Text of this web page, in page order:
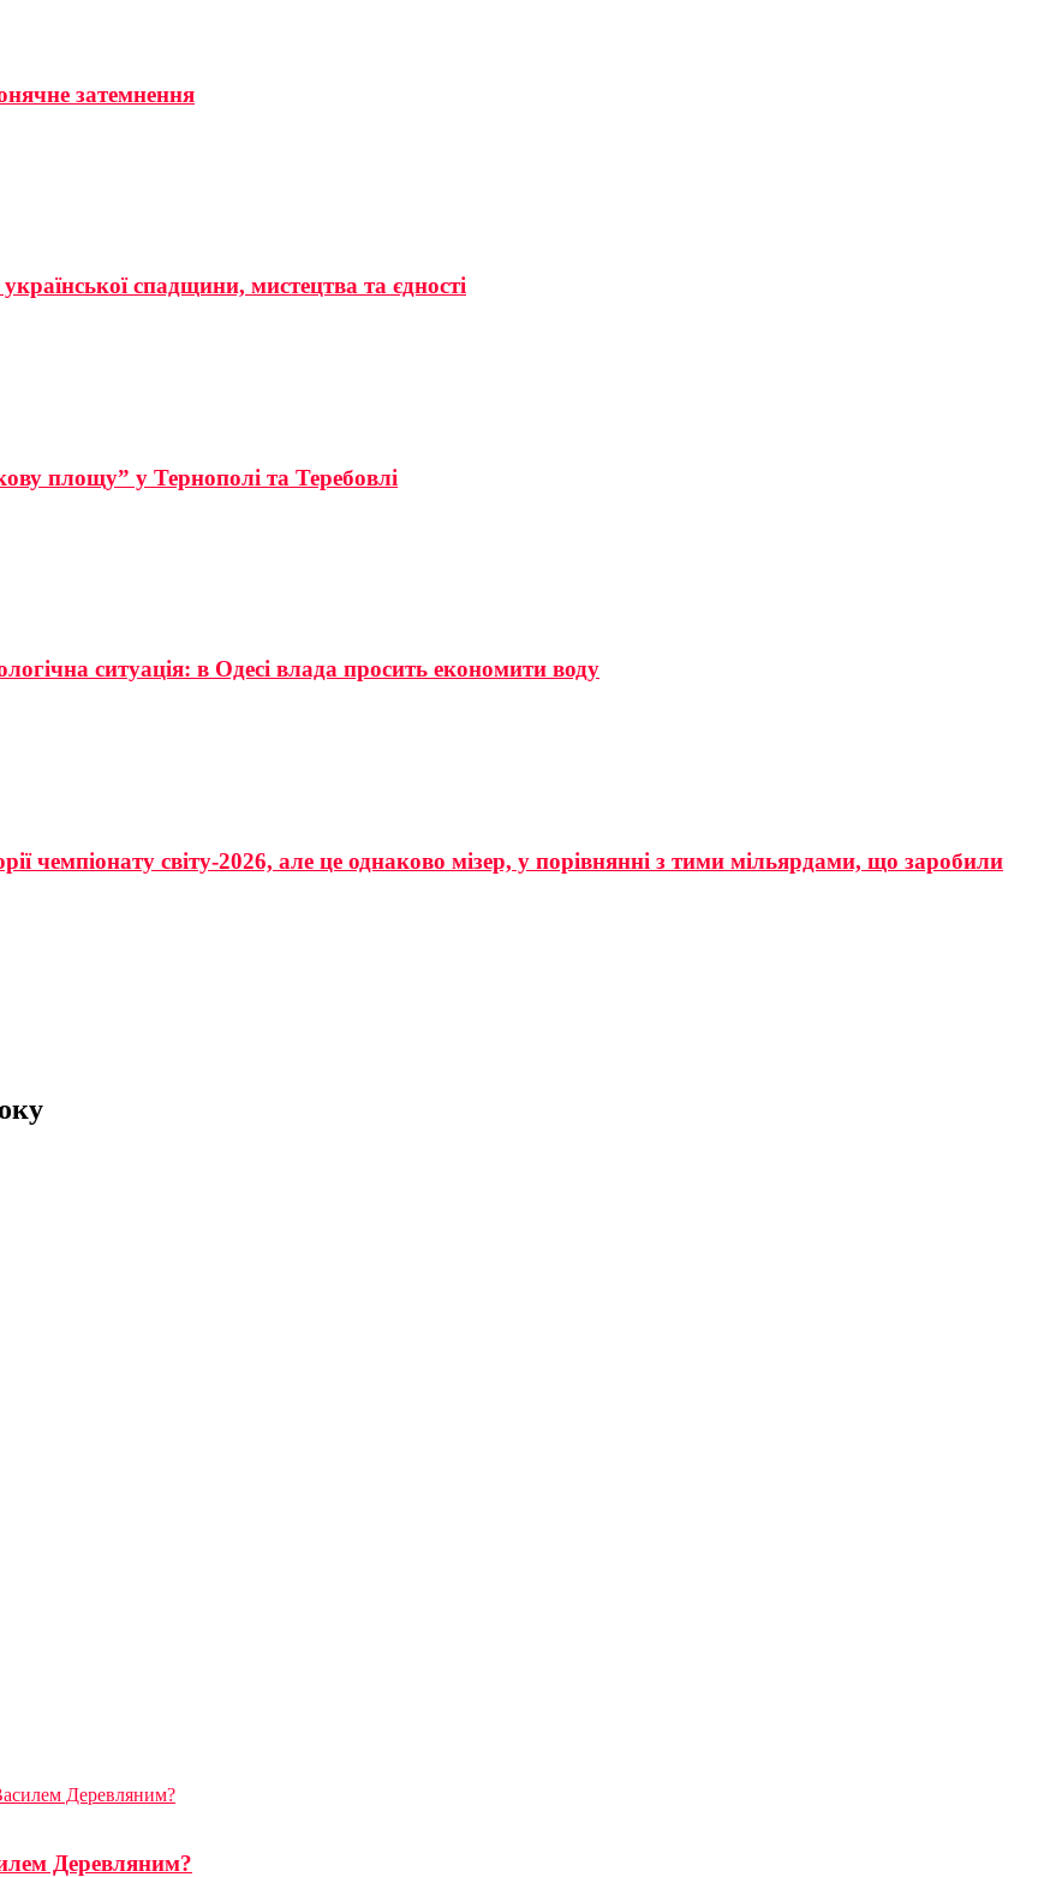
затемнення
спадщини, мистецтва та єдності
площу” у Тернополі та Теребовлі
ситуація: в Одесі влада просить економити воду
чемпіонату світу-2026, але це однаково мізер, у порівнянні з тими мільярдами, що заробили
Деревляним?
Деревляним?